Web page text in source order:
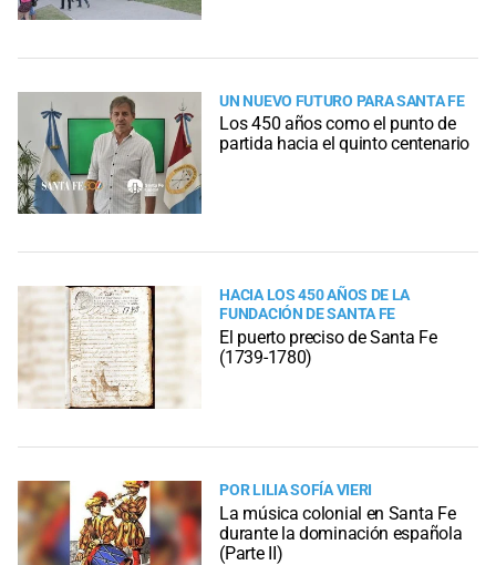
UN NUEVO FUTURO PARA SANTA FE
Los 450 años como el punto de
partida hacia el quinto centenario
HACIA LOS 450 AÑOS DE LA
FUNDACIÓN DE SANTA FE
El puerto preciso de Santa Fe
(1739-1780)
POR LILIA SOFÍA VIERI
La música colonial en Santa Fe
durante la dominación española
(Parte II)